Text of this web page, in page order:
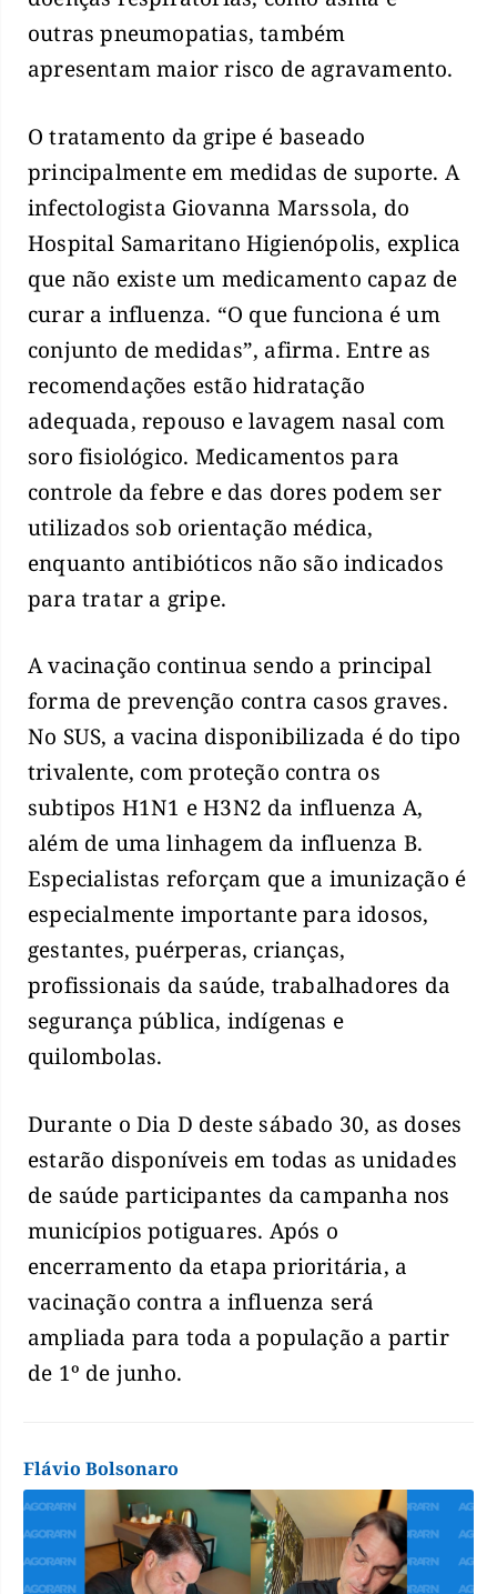
outras pneumopatias, também
apresentam maior risco de agravamento.
O tratamento da gripe é baseado
principalmente em medidas de suporte. A
infectologista Giovanna Marssola, do
Hospital Samaritano Higienópolis, explica
que não existe um medicamento capaz de
curar a influenza. “O que funciona é um
conjunto de medidas”, afirma. Entre as
recomendações estão hidratação
adequada, repouso e lavagem nasal com
soro fisiológico. Medicamentos para
controle da febre e das dores podem ser
utilizados sob orientação médica,
enquanto antibióticos não são indicados
para tratar a gripe.
A vacinação continua sendo a principal
forma de prevenção contra casos graves.
No SUS, a vacina disponibilizada é do tipo
trivalente, com proteção contra os
subtipos H1N1 e H3N2 da influenza A,
além de uma linhagem da influenza B.
Especialistas reforçam que a imunização é
especialmente importante para idosos,
gestantes, puérperas, crianças,
profissionais da saúde, trabalhadores da
segurança pública, indígenas e
quilombolas.
Durante o Dia D deste sábado 30, as doses
estarão disponíveis em todas as unidades
de saúde participantes da campanha nos
municípios potiguares. Após o
encerramento da etapa prioritária, a
vacinação contra a influenza será
ampliada para toda a população a partir
de 1º de junho.
Flávio Bolsonaro